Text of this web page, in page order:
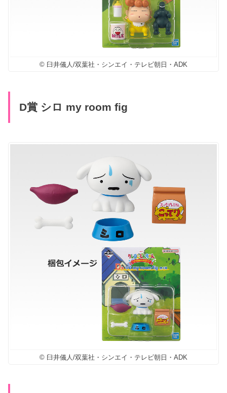
© 臼井儀人/双葉社・シンエイ・テレビ朝日・ADK
D賞 シロ my room fig
© 臼井儀人/双葉社・シンエイ・テレビ朝日・ADK